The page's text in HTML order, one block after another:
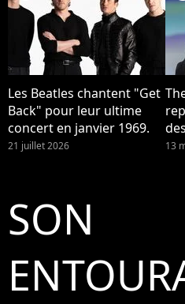
Les Beatles chantent "Get
Back" pour leur ultime
concert en janvier 1969.
21 juillet 2026 13
SON